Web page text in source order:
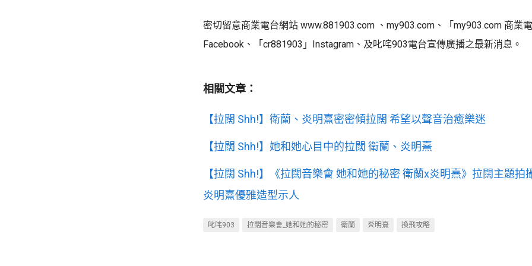
密切留意商業電台網站 www.881903.com 、my903.com、「my903.com 商業電
Facebook、「cr881903」Instagram、及叱咤903電台宣傳廣播之最新消息。
相關文章：
【拉闊 Shh!】衛蘭、炎明熹密密傾拉闊 希望以聲音治癒樂迷
【拉闊 Shh!】她和她心目中的拉闊 衛蘭、炎明熹
【拉闊 Shh!】《拉闊音樂會 她和她的秘密 衛蘭x炎明熹》拉闊主題拍
炎明熹優雅造型示人
叱咤903 拉闊音樂會_她和她的秘密 衛蘭 炎明熹 換飛攻略